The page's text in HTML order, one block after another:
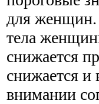
для женщин.
тела
снижается
снижается
внимании